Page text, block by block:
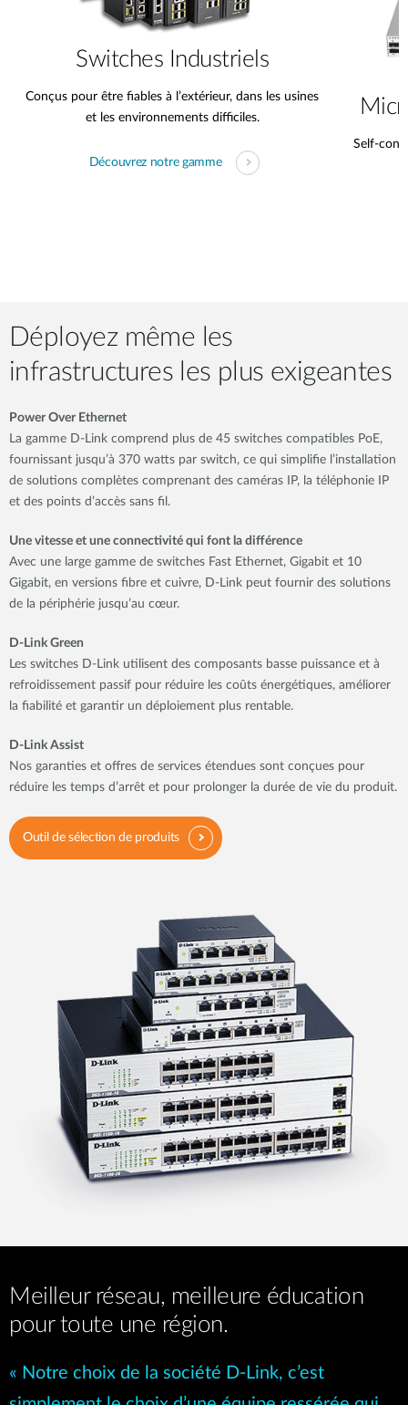
Switches Industriels
Conçus pour être fiables à l’extérieur, dans les usines
et les environnements difficiles.
Découvrez notre gamme
Self-
Déployez même les
infrastructures les plus exigeantes
Power Over Ethernet
La gamme D-Link comprend plus de 45 switches compatibles PoE,
fournissant jusqu’à 370 watts par switch, ce qui simplifie l’installation
de solutions complètes comprenant des caméras IP, la téléphonie IP
et des points d’accès sans fil.
Une vitesse et une connectivité qui font la différence
Avec une large gamme de switches Fast Ethernet, Gigabit et 10
Gigabit, en versions fibre et cuivre, D-Link peut fournir des solutions
de la périphérie jusqu’au cœur.
D-Link Green
Les switches D-Link utilisent des composants basse puissance et à
refroidissement passif pour réduire les coûts énergétiques, améliorer
la fiabilité et garantir un déploiement plus rentable.
D-Link Assist
Nos garanties et offres de services étendues sont conçues pour
réduire les temps d’arrêt et pour prolonger la durée de vie du produit.
Outil de sélection de produits
Meilleur réseau, meilleure éducation
pour toute une région.
« Notre choix de la société D-Link, c’est